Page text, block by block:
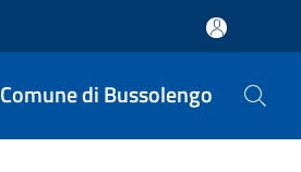
Comune di Bussolengo